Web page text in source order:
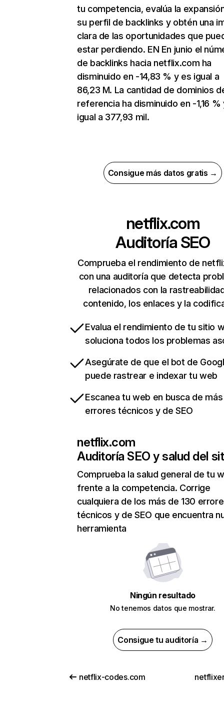
tu competencia, evalúa la
su perfil de backlinks y obtén una
clara de las oportunidades que
estar perdiendo. EN En junio el
de backlinks hacia netflix.com ha
disminuido en -14,83 % y es igual a
86,23 M. La cantidad de dominios
referencia ha disminuido en -1,16 %
igual a 377,93 mil.
Consigue más datos gratis →
netflix.com
Auditoría SEO
Comprueba el rendimiento de
con una auditoría que detecta
relacionados con la
contenido, los enlaces y la
Evalua el rendimiento de tu sitio
soluciona todos los problemas
Asegúrate de que el bot de
puede rastrear e indexar tu web
Escanea tu web en busca de
errores técnicos y de SEO
netflix.com
Auditoría SEO y salud del
Comprueba la salud general de tu
frente a la competencia. Corrige
cualquiera de los más de 130
técnicos y de SEO que encuentra
herramienta
Ningún resultado
No tenemos datos que mostrar.
Consigue tu auditoría →
netflix-codes.com